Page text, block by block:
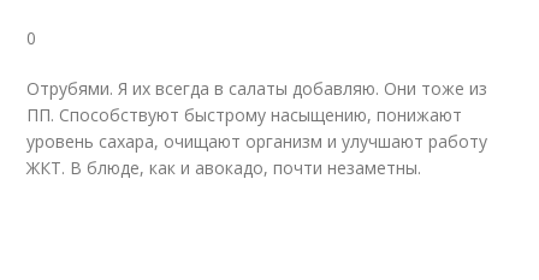
0
Отрубями. Я их всегда в салаты добавляю. Они тоже из
ПП. Способствуют быстрому насыщению, понижают
уровень сахара, очищают организм и улучшают работу
ЖКТ. В блюде, как и авокадо, почти незаметны.